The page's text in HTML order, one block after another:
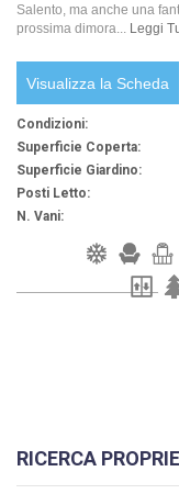
Salento, ma anche una
prossima dimora... Leggi
Visualizza la Scheda
Condizioni:
Superficie Coperta:
Superficie Giardino:
Posti Letto:
N. Vani:
RICERCA